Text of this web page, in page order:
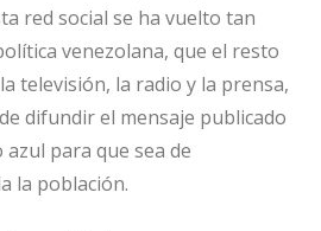
red social se ha vuelto tan
venezolana, que el resto
televisión, la radio y la prensa,
difundir el mensaje publicado
para que sea de
la población.